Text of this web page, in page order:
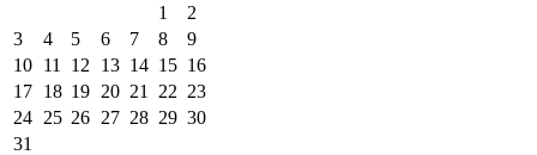
1
2
3
4 5 6 7 8
9
10 11 12 13 14 15 16
17 18 19 20 21 22 23
24 25 26 27 28 29 30
31